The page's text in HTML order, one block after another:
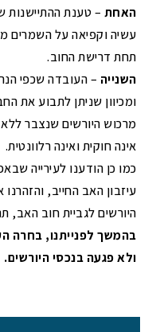
האחת – טענת
עשיה וקפיאה על השמרים
תחת דרישת החוב.
השנייה – העובדה שכפי
ומכיוון שניתן לתבוע את
מרכוש היורשים שנצבר ללא
אינה חוקית ואינה רלוונטית.
כמו כן הודענו לעירייה
עיזבון האב החייב,
היורשים לגביית חוב האב,
בהמשך לפנייתנו, בחרה
ולא פגעה בנכסי היורשים.